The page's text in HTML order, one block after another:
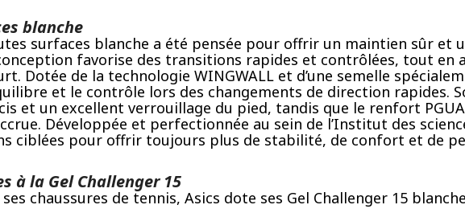
blanche
surfaces blanche a été pensée pour offrir un maintien sûr
favorise des transitions rapides et contrôlées, tout en
Dotée de la technologie WINGWALL et d’une semelle
et le contrôle lors des changements de direction rapides.
et un excellent verrouillage du pied, tandis que le renfort
Développée et perfectionnée au sein de l’Institut des
ciblées pour offrir toujours plus de stabilité, de confort et de
à la Gel Challenger 15
chaussures de tennis, Asics dote ses Gel Challenger 15